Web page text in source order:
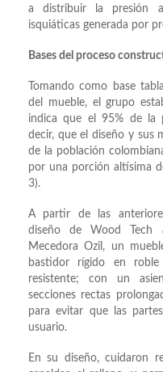
a distribuir la presión
isquiáticas generada por
Bases del proceso
Tomando como base
del mueble, el grupo
indica que el 95% de la
decir, que el diseño y sus
de la población
por una porción altísima
3).
A partir de las
diseño de Wood Tech
Mecedora Ozil, un
bastidor rígido en roble
resistente; con un
secciones rectas
para evitar que las
usuario.
En su diseño, cuidaron